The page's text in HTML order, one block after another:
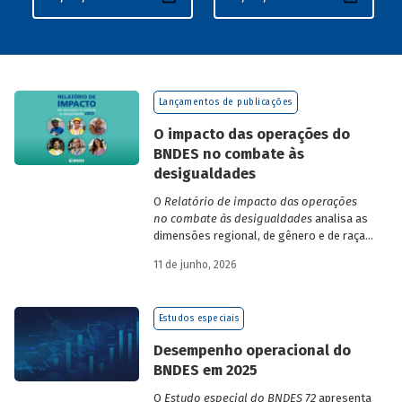
Lançamentos de publicações
O impacto das operações do
BNDES no combate às
desigualdades
O Relatório de impacto das operações
no combate às desigualdadesanalisa as
dimensões regional, de gênero e de raça,
desigualdade de renda no Brasil, no
BNDES.
11 de junho, 2026
Estudos especiais
Desempenho operacional do
BNDES em 2025
O Estudo especial do BNDES 72 apresenta